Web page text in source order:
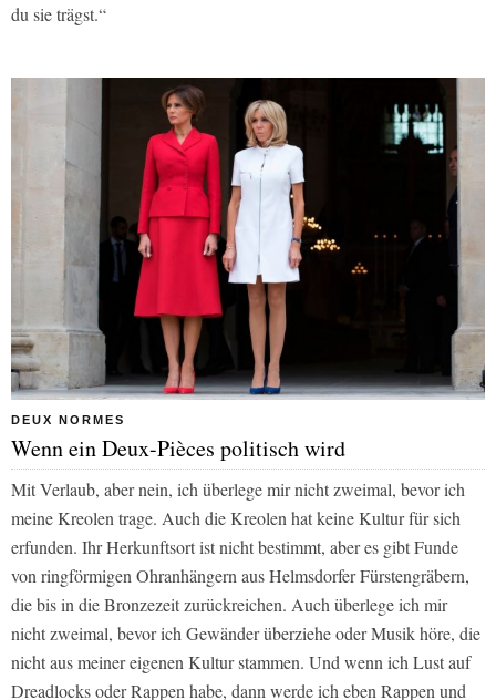
du sie trägst.“
DEUX NORMES
Wenn ein Deux-Pièces politisch wird
Mit Verlaub, aber nein, ich überlege mir nicht zweimal, bevor ich
meine Kreolen trage. Auch die Kreolen hat keine Kultur für sich
erfunden. Ihr Herkunftsort ist nicht bestimmt, aber es gibt Funde
von ringförmigen Ohranhängern aus Helmsdorfer Fürstengräbern,
die bis in die Bronzezeit zurückreichen. Auch überlege ich mir
nicht zweimal, bevor ich Gewänder überziehe oder Musik höre, die
nicht aus meiner eigenen Kultur stammen. Und wenn ich Lust auf
Dreadlocks oder Rappen habe, dann werde ich eben Rappen und